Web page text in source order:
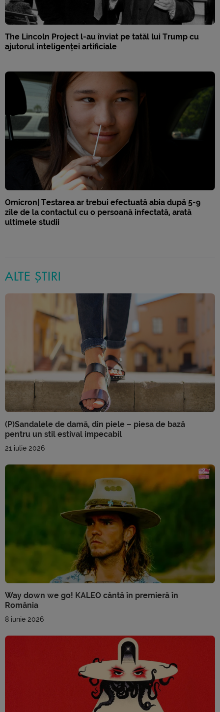
The Lincoln Project l-au înviat pe tatăl lui Trump cu
ajutorul inteligenței artificiale
Omicron| Testarea ar trebui efectuată abia după 5-9
zile de la contactul cu o persoană infectată, arată
ultimele studii
ALTE ȘTIRI
(P)Sandalele de damă, din piele – piesa de bază
pentru un stil estival impecabil
21 iulie 2026
Way down we go! KALEO cântă în premieră în
România
8 iunie 2026